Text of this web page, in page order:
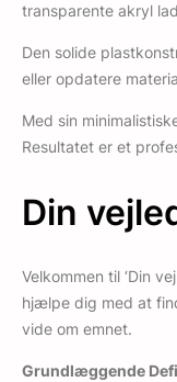
transparente akryl
Den solide
eller opdatere
Med sin
Resultatet er et
Din
Velkommen til ‘Din
hjælpe dig med at
vide om emnet.
Grundlæggende